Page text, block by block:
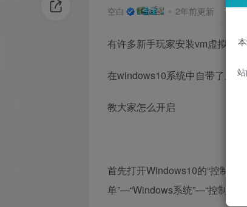
空白 2年前更新
有许多新手玩家安装vm虚拟机
在windows10系统中自带了虚拟
教大家怎么开启
首先打开Windows10的“控制面
单”—“Windows系统”—“控制面板”